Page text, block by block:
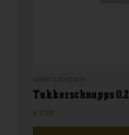
Tukkerschnapps 0.2
€ 7,99